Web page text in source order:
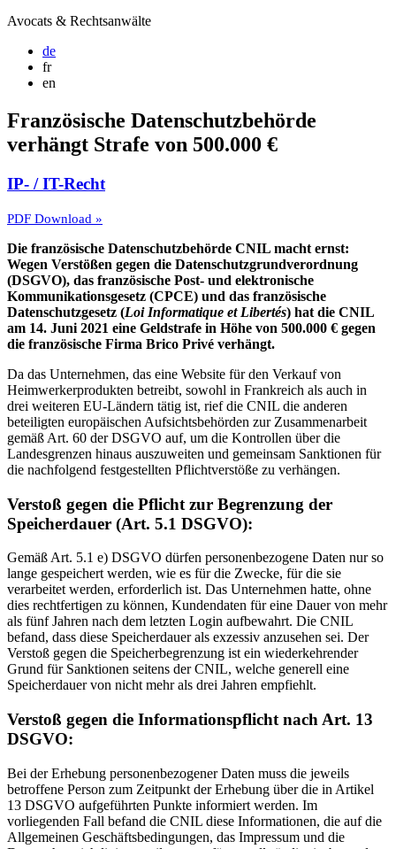
Avocats & Rechtsanwälte
de
fr
en
Französische Datenschutzbehörde
verhängt Strafe von 500.000 €
IP- / IT-Recht
PDF Download »
Die französische Datenschutzbehörde CNIL macht ernst:
Wegen Verstößen gegen die Datenschutzgrundverordnung
(DSGVO), das französische Post- und elektronische
Kommunikationsgesetz (CPCE) und das französische
Datenschutzgesetz (Loi Informatique et Libertés) hat die CNIL
am 14. Juni 2021 eine Geldstrafe in Höhe von 500.000 € gegen
die französische Firma Brico Privé verhängt.
Da das Unternehmen, das eine Website für den Verkauf von
Heimwerkerprodukten betreibt, sowohl in Frankreich als auch in
drei weiteren EU-Ländern tätig ist, rief die CNIL die anderen
beteiligten europäischen Aufsichtsbehörden zur Zusammenarbeit
gemäß Art. 60 der DSGVO auf, um die Kontrollen über die
Landesgrenzen hinaus auszuweiten und gemeinsam Sanktionen für
die nachfolgend festgestellten Pflichtverstöße zu verhängen.
Verstoß gegen die Pflicht zur Begrenzung der
Speicherdauer (Art. 5.1 DSGVO):
Gemäß Art. 5.1 e) DSGVO dürfen personenbezogene Daten nur so
lange gespeichert werden, wie es für die Zwecke, für die sie
verarbeitet werden, erforderlich ist. Das Unternehmen hatte, ohne
dies rechtfertigen zu können, Kundendaten für eine Dauer von mehr
als fünf Jahren nach dem letzten Login aufbewahrt. Die CNIL
befand, dass diese Speicherdauer als exzessiv anzusehen sei. Der
Verstoß gegen die Speicherbegrenzung ist ein wiederkehrender
Grund für Sanktionen seitens der CNIL, welche generell eine
Speicherdauer von nicht mehr als drei Jahren empfiehlt.
Verstoß gegen die Informationspflicht nach Art. 13
DSGVO:
Bei der Erhebung personenbezogener Daten muss die jeweils
betroffene Person zum Zeitpunkt der Erhebung über die in Artikel
13 DSGVO aufgeführten Punkte informiert werden. Im
vorliegenden Fall befand die CNIL diese Informationen, die auf die
Allgemeinen Geschäftsbedingungen, das Impressum und die